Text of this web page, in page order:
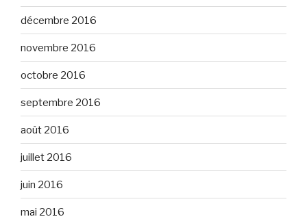
décembre 2016
novembre 2016
octobre 2016
septembre 2016
août 2016
juillet 2016
juin 2016
mai 2016